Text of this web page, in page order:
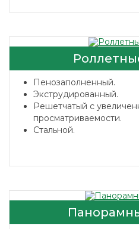
Пенозаполненный.
Экструдированный.
Решетчатый с
просматриваемости.
Стальной.